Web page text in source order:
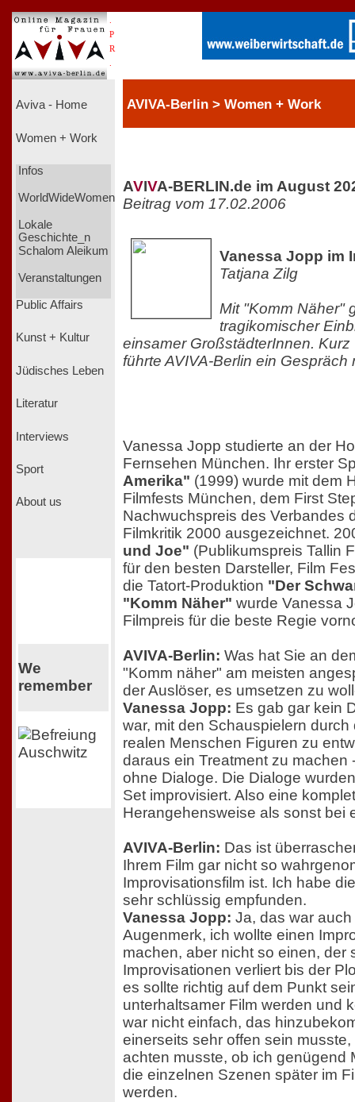
P
R
Aviva - Home
Women + Work
Infos
WorldWideWomen
Lokale
Geschichte_n
Schalom Aleikum
Veranstaltungen
Public Affairs
Kunst + Kultur
Jüdisches Leben
Literatur
Interviews
Sport
About us
We
remember
AVIVA-Berlin > Women + Work
AVIVA-BERLIN.de im August
Beitrag vom 17.02.2006
Vanessa Jopp im
Tatjana Zilg
Mit "Komm Näher"
tragikomischer
einsamer GroßstädterInnen.
führte AVIVA-Berlin ein Gespräch
Vanessa Jopp studierte an der
Fernsehen München. Ihr erster
Amerika" (1999) wurde mit dem
Filmfests München, dem First
Nachwuchspreis des Verbandes
Filmkritik 2000 ausgezeichnet.
und Joe" (Publikumspreis Tallin
für den besten Darsteller, Film
die Tatort-Produktion "Der
"Komm Näher" wurde Vanessa
Filmpreis für die beste Regie
AVIVA-Berlin: Was hat Sie an
"Komm näher" am meisten
der Auslöser, es umsetzen zu
Vanessa Jopp: Es gab gar kein
war, mit den Schauspielern
realen Menschen Figuren zu
daraus ein Treatment zu machen
ohne Dialoge. Die Dialoge
Set improvisiert. Also eine
Herangehensweise als sonst bei
AVIVA-Berlin: Das ist
Ihrem Film gar nicht so
Improvisationsfilm ist. Ich habe
sehr schlüssig empfunden.
Vanessa Jopp: Ja, das war
Augenmerk, ich wollte einen
machen, aber nicht so einen, der
Improvisationen verliert bis der
es sollte richtig auf dem Punkt
unterhaltsamer Film werden und
war nicht einfach, das
einerseits sehr offen sein
achten musste, ob ich genügend
die einzelnen Szenen später im
werden.